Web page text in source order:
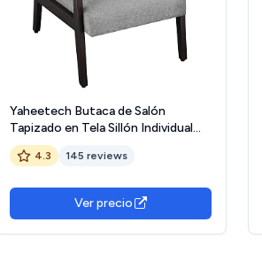
Yaheetech Butaca de Salón
Tapizado en Tela Sillón Individual
con Respaldo Acolchado y
Reposabrazos de Madera Maciza
Soporte 136 kg Gris
4.3 145 reviews
Ver precio